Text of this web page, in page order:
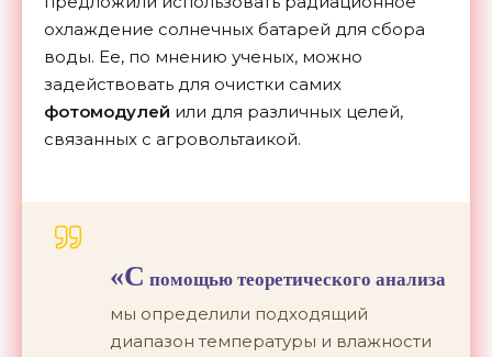
охлаждение солнечных батарей для сбора
воды. Ее, по мнению ученых, можно
задействовать для очистки самих
фотомодулей или для различных целей,
связанных с агровольтаикой.
«С помощью теоретического анализа
мы определили подходящий
диапазон температуры и влажности